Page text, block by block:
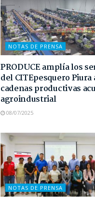
NOTAS DE PRENSA
PRODUCE amplía los
del CITEpesquero Piura
cadenas productivas
agroindustrial
08/07/2025
NOTAS DE PRENSA